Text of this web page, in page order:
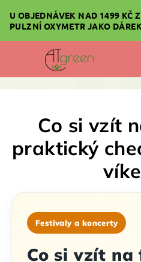
obsah
U OBJEDNÁVEK NAD 1499 KČ
PULZNÍ OXYMETR JAKO
Co si vzít
praktický
Festivaly a koncerty
Co si vzít na